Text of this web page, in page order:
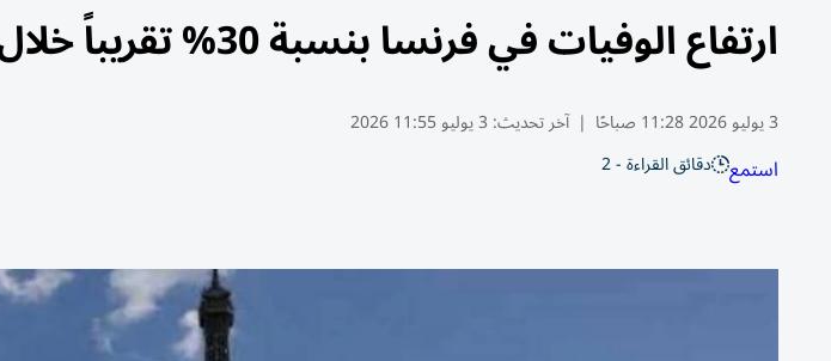
ارتفاع الوفيات في فرنسا بنسبة 30% تقريباً خلال أسبوع موجة الحر
3 يوليو 2026 11:28 صباحًا | آخر تحديث: 3 يوليو 11:55 2026
استمع دقائق القراءة - 2